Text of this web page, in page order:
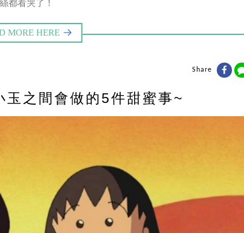
都看哭了！
Share
玉之間會做的5件甜蜜事~